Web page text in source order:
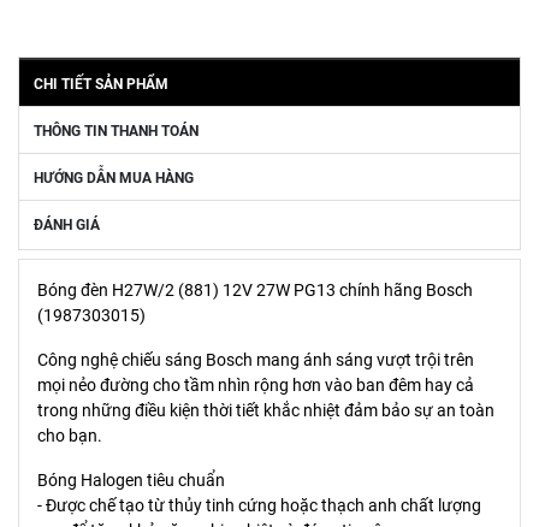
CHI TIẾT SẢN PHẨM
THÔNG TIN THANH TOÁN
HƯỚNG DẪN MUA HÀNG
ĐÁNH GIÁ
Bóng đèn H27W/2 (881) 12V 27W PG13 chính hãng Bosch
(1987303015)
Công nghệ chiếu sáng Bosch mang ánh sáng vượt trội trên
mọi nẻo đường cho tầm nhìn rộng hơn vào ban đêm hay cả
trong những điều kiện thời tiết khắc nhiệt đảm bảo sự an toàn
cho bạn.
Bóng Halogen tiêu chuẩn
- Được chế tạo từ thủy tinh cứng hoặc thạch anh chất lượng